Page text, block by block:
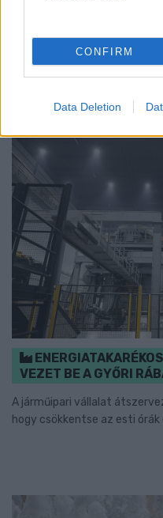
CONFIRM
Data Deletion
bekapcsolni a push
VEZET BE A GYŐRI
A járműipari vállalat
hogy csökkentse az esti